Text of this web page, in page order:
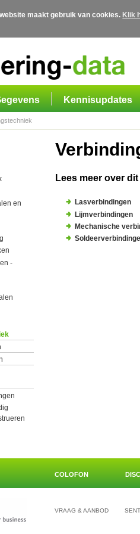
maakt gebruik van cookies. Klik
Kennisupdates
en
-
Lees meer over
Lasverbindingen
Lijmverbindingen
Mechanische
COLOFON
VRAAG & AANBOD